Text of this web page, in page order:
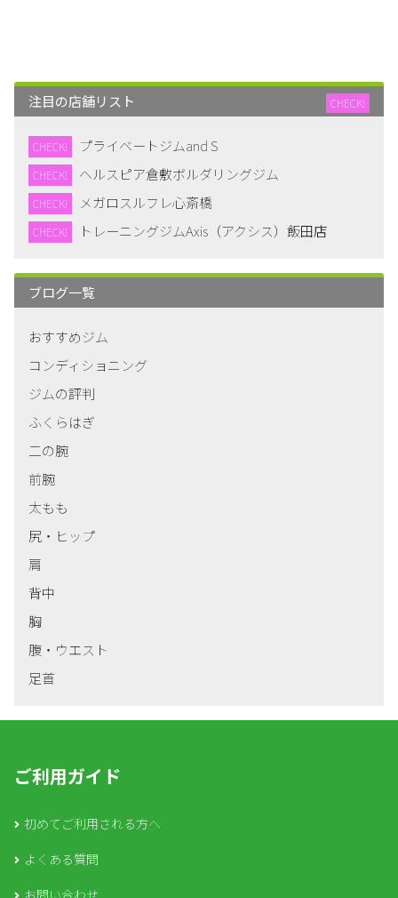
注目の店舗リスト CHECK!
CHECK! プライベートジムand S
CHECK! ヘルスピア倉敷ボルダリングジム
CHECK! メガロスルフレ心斎橋
CHECK! トレーニングジムAxis（アクシス）飯田店
ブログ一覧
おすすめジム
コンディショニング
ジムの評判
ふくらはぎ
二の腕
前腕
太もも
尻・ヒップ
肩
背中
胸
腹・ウエスト
足首
ご利用ガイド
初めてご利用される方へ
よくある質問